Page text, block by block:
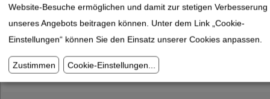
Website-Besuche ermöglichen und damit zur stetigen Verbesserung
unseres Angebots beitragen können. Unter dem Link „Cookie-
Einstellungen“ können Sie den Einsatz unserer Cookies anpassen.
Zustimmen Cookie-Einstellungen...